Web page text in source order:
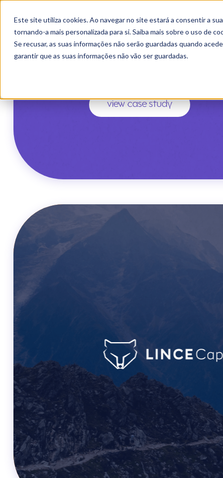
Este site utiliza cookies. Ao navegar no site estará a consentir a
tornando-a mais personalizada para si. Saiba mais sobre o uso de
Se recusar, as suas informações não serão guardadas quando
garantir que as suas informações não vão ser guardadas.
home
and
conversions
view case study